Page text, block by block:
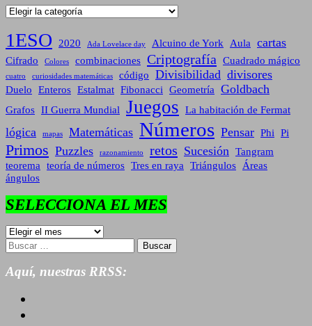
Categorías
1ESO 2020 Ada Lovelace day Alcuino de York Aula cartas
Cifrado Colores combinaciones Criptografía Cuadrado mágico
cuatro curiosidades matemáticas código Divisibilidad divisores
Duelo Enteros Estalmat Fibonacci Geometría Goldbach
Grafos II Guerra Mundial Juegos La habitación de Fermat
lógica mapas Matemáticas Números Pensar Phi Pi
Primos Puzzles razonamiento retos Sucesión Tangram
teorema teoría de números Tres en raya Triángulos Áreas
ángulos
SELECCIONA EL MES
SELECCIONA
EL
MES
Buscar:
Aquí, nuestras RRSS: